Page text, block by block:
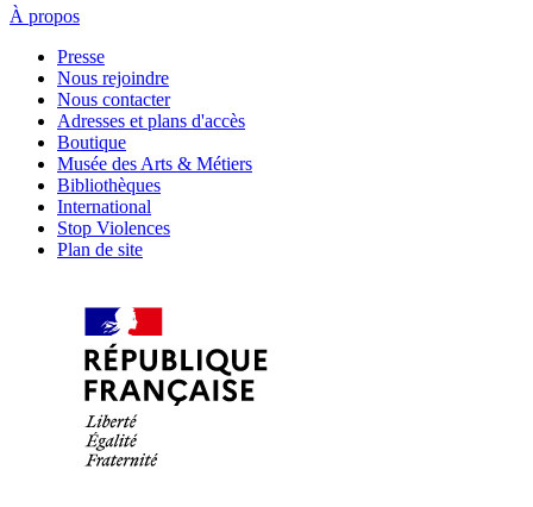
À propos
Presse
Nous rejoindre
Nous contacter
Adresses et plans d'accès
Boutique
Musée des Arts & Métiers
Bibliothèques
International
Stop Violences
Plan de site